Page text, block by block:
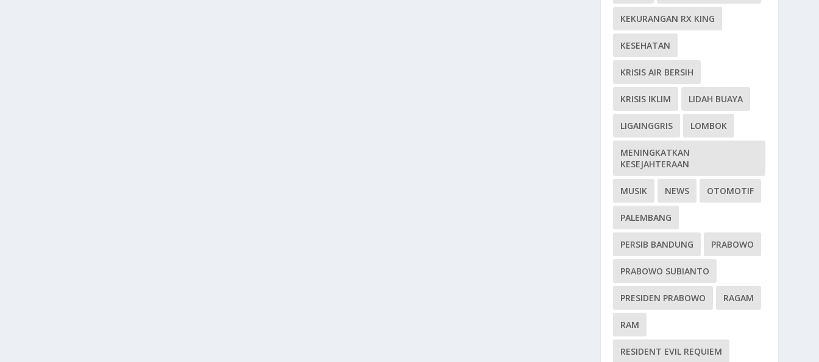
KEKURANGAN RX KING
KESEHATAN
KRISIS AIR BERSIH
KRISIS IKLIM LIDAH BUAYA
LIGAINGGRIS LOMBOK
MENINGKATKAN
KESEJAHTERAAN
MUSIK NEWS OTOMOTIF
PALEMBANG
PERSIB BANDUNG PRABOWO
PRABOWO SUBIANTO
PRESIDEN PRABOWO RAGAM
RAM
RESIDENT EVIL REQUIEM